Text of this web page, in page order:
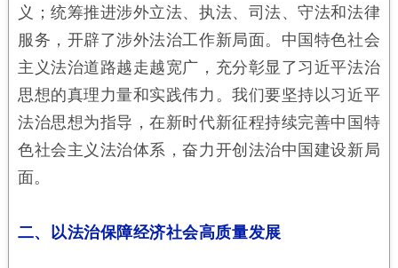
义；统筹推进涉外立法、执法、司法、守法和法律
服务，开辟了涉外法治工作新局面。中国特色社会
主义法治道路越走越宽广，充分彰显了习近平法治
思想的真理力量和实践伟力。我们要坚持以习近平
法治思想为指导，在新时代新征程持续完善中国特
色社会主义法治体系，奋力开创法治中国建设新局
面。
二、以法治保障经济社会高质量发展